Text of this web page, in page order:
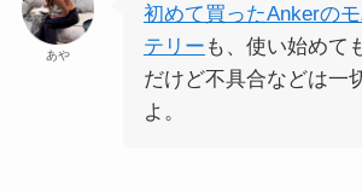
あや
初めて買ったAnkerの
テリー も、使い始めて
だけど不具合などは一
よ。